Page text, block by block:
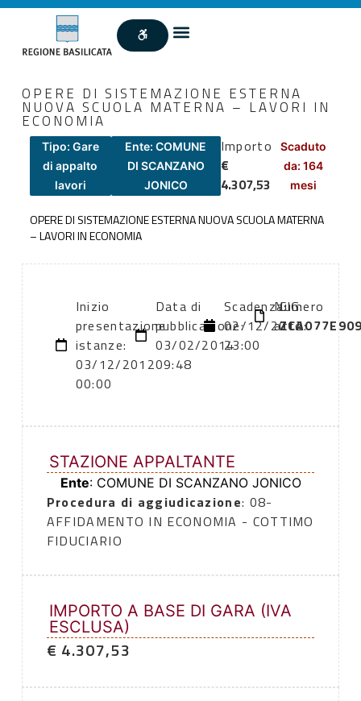
OPERE DI SISTEMAZIONE ESTERNA
NUOVA SCUOLA MATERNA – LAVORI IN
ECONOMIA
Tipo: Gare
di appalto
lavori
Ente: COMUNE
DI SCANZANO
JONICO
Importo
€
4.307,53
Scaduto
da: 164
mesi
OPERE DI SISTEMAZIONE ESTERNA NUOVA SCUOLA MATERNA
– LAVORI IN ECONOMIA
Inizio
presentazione
istanze:
03/12/2012
00:00
Data di
pubblicazione:
03/02/2014
09:48
Scadenza:
02/12/2012
23:00
Numero
atto:
CIG:
STAZIONE APPALTANTE
Ente: COMUNE DI SCANZANO JONICO
Procedura di aggiudicazione: 08-
AFFIDAMENTO IN ECONOMIA - COTTIMO
FIDUCIARIO
IMPORTO A BASE DI GARA (IVA
ESCLUSA)
€ 4.307,53